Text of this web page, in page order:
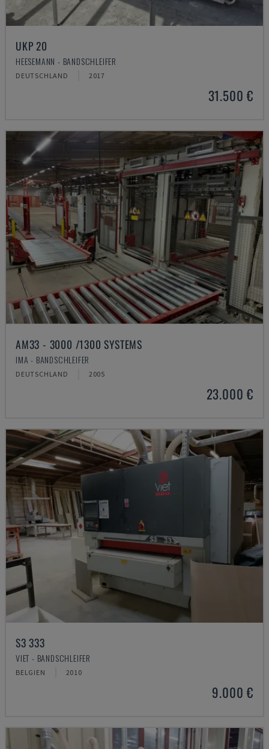
UKP 20
HEESEMANN - BANDSCHLEIFER
DEUTSCHLAND 2017
31.500 €
AM33 - 3000 /1300 SYSTEMS
IMA - BANDSCHLEIFER
DEUTSCHLAND 2005
23.000 €
S3 333
VIET - BANDSCHLEIFER
BELGIEN 2010
9.000 €